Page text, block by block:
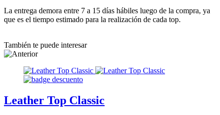
La entrega demora entre 7 a 15 días hábiles luego de la compra, ya
que es el tiempo estimado para la realización de cada top.
También te puede interesar
Leather Top Classic